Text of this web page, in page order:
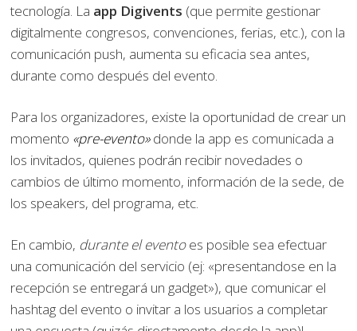
tecnología. La app Digivents (que permite gestionar
digitalmente congresos, convenciones, ferias, etc.), con la
comunicación push, aumenta su eficacia sea antes,
durante como después del evento.
Para los organizadores, existe la oportunidad de crear un
momento «pre-evento» donde la app es comunicada a
los invitados, quienes podrán recibir novedades o
cambios de último momento, información de la sede, de
los speakers, del programa, etc.
En cambio, durante el eventoes posible sea efectuar
una comunicación del servicio (ej: «presentandose en la
recepción se entregará un gadget»), que comunicar el
hashtag del evento o invitar a los usuarios a completar